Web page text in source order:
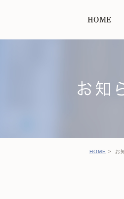
HOME
お知
HOME お